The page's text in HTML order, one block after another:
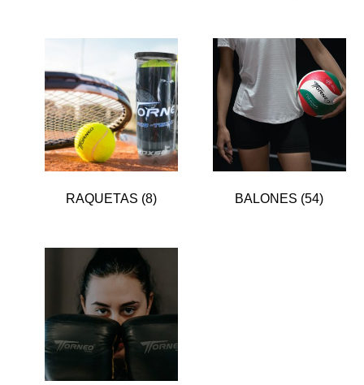
RAQUETAS (8) BALONES (54)